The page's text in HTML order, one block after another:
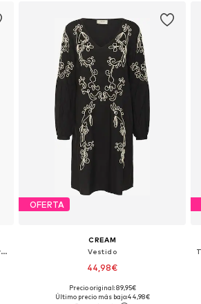
Body moldeador 'Cami Bodysuit mit String'
OFERTA
CREAM
Vestido
44,98€
Tallas disponibles: 36, 38, 40, 42
Precio original: 89,95€
Último precio más bajo:44,98€